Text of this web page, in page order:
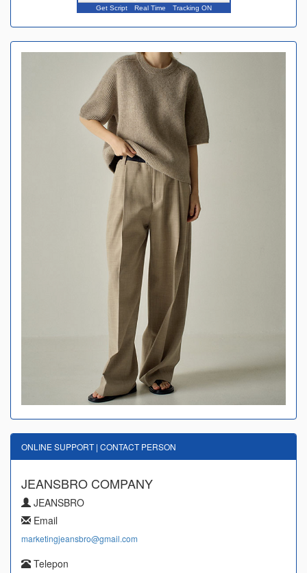
Get Script Real Time Tracking ON
ONLINE SUPPORT | CONTACT PERSON
JEANSBRO COMPANY
JEANSBRO
Email
marketingjeansbro@gmail.com
Telepon